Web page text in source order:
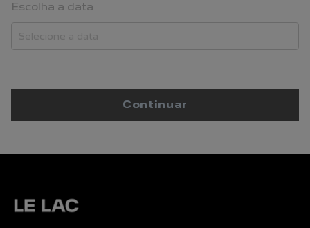
Escolha a data
Continuar